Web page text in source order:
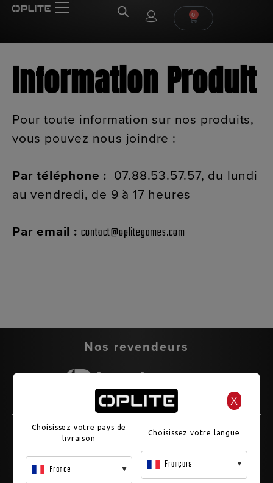
0
Information Produit
Pour toute information sur nos produits,
vous pouvez nous joindre :
Par téléphone : 07.88.53.57.57, du lundi
au vendredi, de 9 à 17 heures
Par email : contact@oplitegames.com
Nos revendeurs
Nos partenaires
X
Choisissez votre pays de
livraison
France
Choisissez votre langue
Français